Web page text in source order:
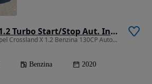
Opel Crossland 1.2 Turbo Start/Stop Aut. Innovation
1199 cm3 • 130 CP • Opel Crossland X 1.2 Benzina 130CP Automat
Benzina 2020